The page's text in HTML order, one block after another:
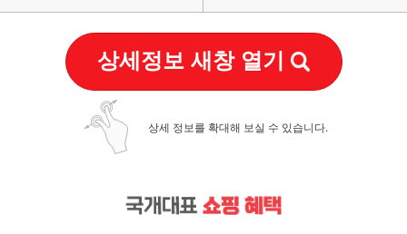
상세정보 새창 열기
상세 정보를 확대해 보실 수 있습니다.